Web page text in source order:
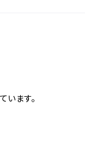
います。